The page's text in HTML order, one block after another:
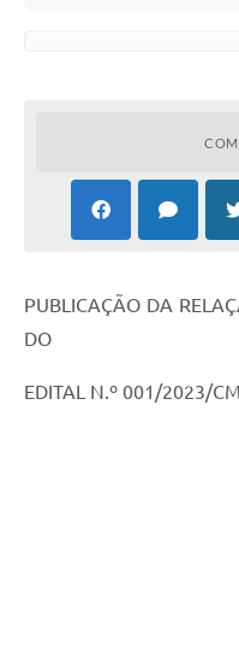
Turismo
Projetos
Contas Públicas
PUBLICAÇÃO DA
DO
EDITAL N.º 001/2023/